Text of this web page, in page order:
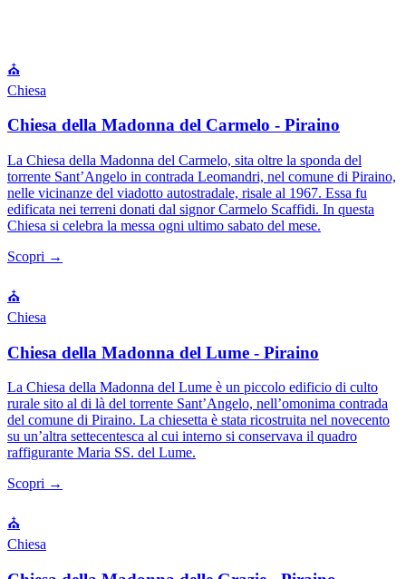
⛪
Chiesa
Chiesa della Madonna del Carmelo - Piraino
La Chiesa della Madonna del Carmelo, sita oltre la sponda del
torrente Sant’Angelo in contrada Leomandri, nel comune di Piraino,
nelle vicinanze del viadotto autostradale, risale al 1967. Essa fu
edificata nei terreni donati dal signor Carmelo Scaffidi. In questa
Chiesa si celebra la messa ogni ultimo sabato del mese.
Scopri →
⛪
Chiesa
Chiesa della Madonna del Lume - Piraino
La Chiesa della Madonna del Lume è un piccolo edificio di culto
rurale sito al di là del torrente Sant’Angelo, nell’omonima contrada
del comune di Piraino. La chiesetta è stata ricostruita nel novecento
su un’altra settecentesca al cui interno si conservava il quadro
raffigurante Maria SS. del Lume.
Scopri →
⛪
Chiesa